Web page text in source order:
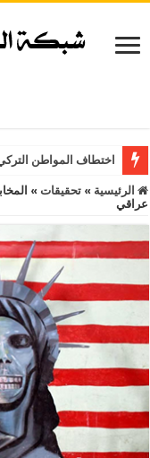
اختطاف المواطن
الرئيسية » تحقيقات »
عراقي